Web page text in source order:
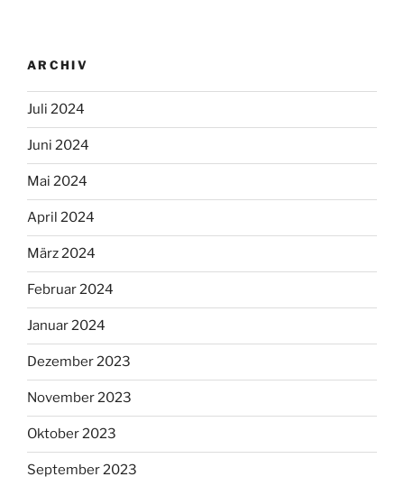
ARCHIV
Juli 2024
Juni 2024
Mai 2024
April 2024
März 2024
Februar 2024
Januar 2024
Dezember 2023
November 2023
Oktober 2023
September 2023